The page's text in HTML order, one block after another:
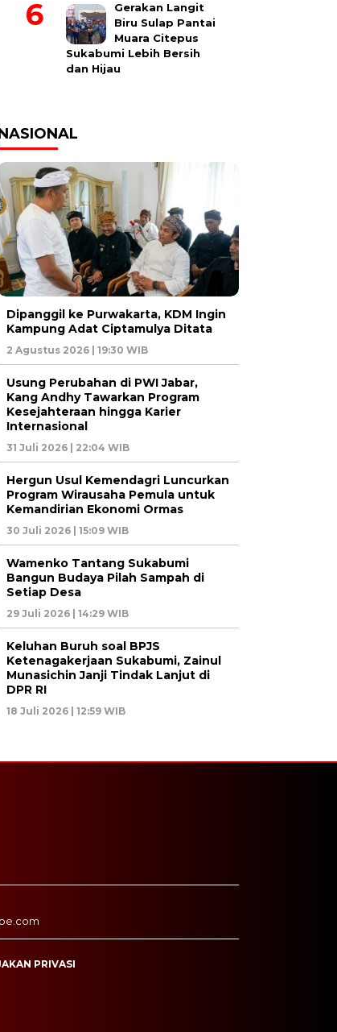
Gerakan Langit
Biru Sulap Pantai
Muara Citepus
Sukabumi Lebih Bersih
dan Hijau
Dipanggil ke Purwakarta, KDM Ingin
Kampung Adat Ciptamulya Ditata
2 Agustus 2026 | 19:30 WIB
Usung Perubahan di PWI Jabar,
Kang Andhy Tawarkan Program
Kesejahteraan hingga Karier
Internasional
31 Juli 2026 | 22:04 WIB
Hergun Usul Kemendagri Luncurkan
Program Wirausaha Pemula untuk
Kemandirian Ekonomi Ormas
30 Juli 2026 | 15:09 WIB
Wamenko Tantang Sukabumi
Bangun Budaya Pilah Sampah di
Setiap Desa
29 Juli 2026 | 14:29 WIB
Keluhan Buruh soal BPJS
Ketenagakerjaan Sukabumi, Zainul
Munasichin Janji Tindak Lanjut di
DPR RI
18 Juli 2026 | 12:59 WIB
PRIVASI